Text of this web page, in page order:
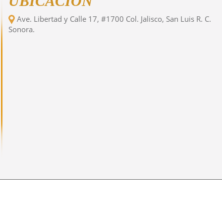
Ave. Libertad y Calle 17, #1700 Col. Jalisco, San Luis R. C.
Sonora.